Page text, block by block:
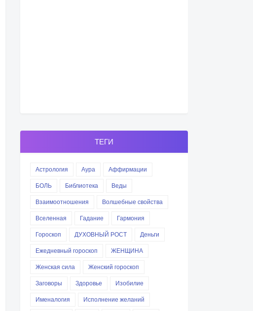
ТЕГИ
Астрология Аура
Аффирмации
БОЛЬ
Библиотека
Веды
Взаимоотношения
Волшебные свойства
Вселенная
Гадание
Гармония
Гороскоп
ДУХОВНЫЙ РОСТ
Деньги
Ежедневный гороскоп
ЖЕНЩИНА
Женская сила
Женский гороскоп
Заговоры
Здоровье
Изобилие
Именалогия
Исполнение желаний